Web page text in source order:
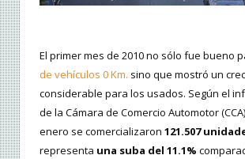
El primer mes de 2010 no sólo fue bueno
de vehículos 0 Km. sino que mostró un
considerable para los usados. Según el
de la Cámara de Comercio Automotor
enero se comercializaron 121.507
representa una suba del 11.1%